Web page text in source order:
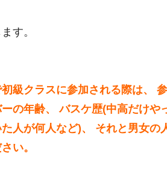
す。
初級クラスに参加される際は、
の年齢、 バスケ歴(中高だけや
人が何人など)、 それと男女の
い。